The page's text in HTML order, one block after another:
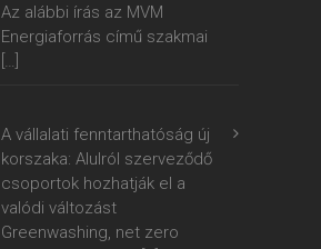
Az alábbi írás az MVM
Energiaforrás című szakmai
[…]
A vállalati fenntarthatóság új
korszaka: Alulról szerveződő
csoportok hozhatják el a
valódi változást
Greenwashing, net zero